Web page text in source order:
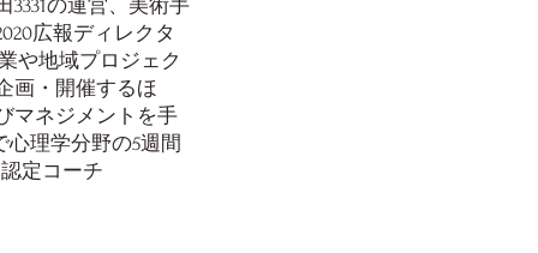
の運営、美術手
広報ディレクタ
や地域プロジェク
画・開催するほ
マネジメントを手
心理学分野の5週間
定コーチ